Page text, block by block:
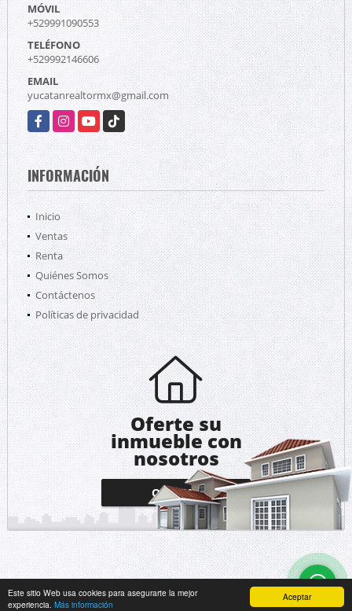
Aceptar
Este sitio Web usa cookies para asegurarte la mejor
experiencia. Más información
MÓVIL
+529991090553
TELÉFONO
+529992146606
EMAIL
yucatanrealtormx@gmail.com
FacebookInstagramYouTubeTikTok
INFORMACIÓN
Inicio
Ventas
Renta
Quiénes Somos
Contáctenos
Políticas de privacidad
Oferte su
inmueble con
nosotros
OFERTAR